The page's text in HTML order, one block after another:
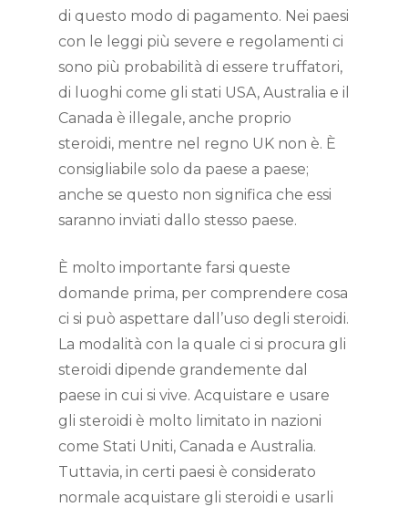
di questo modo di pagamento. Nei paesi
con le leggi più severe e regolamenti ci
sono più probabilità di essere truffatori,
di luoghi come gli stati USA, Australia e il
Canada è illegale, anche proprio
steroidi, mentre nel regno UK non è. È
consigliabile solo da paese a paese;
anche se questo non significa che essi
saranno inviati dallo stesso paese.
È molto importante farsi queste
domande prima, per comprendere cosa
ci si può aspettare dall’uso degli steroidi.
La modalità con la quale ci si procura gli
steroidi dipende grandemente dal
paese in cui si vive. Acquistare e usare
gli steroidi è molto limitato in nazioni
come Stati Uniti, Canada e Australia.
Tuttavia, in certi paesi è considerato
normale acquistare gli steroidi e usarli